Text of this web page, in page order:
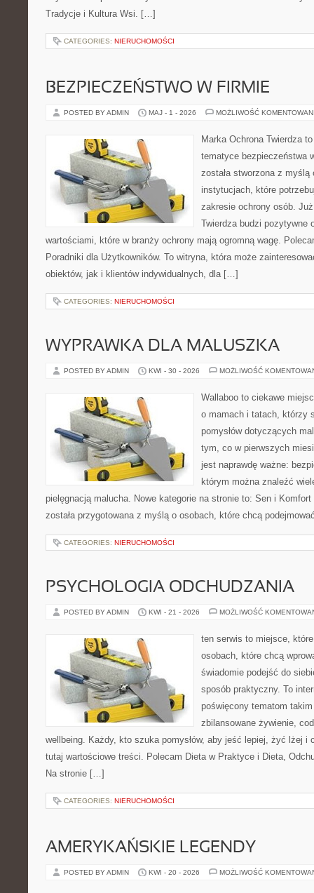
Tradycje i Kultura Wsi. […]
CATEGORIES: NIERUCHOMOŚCI
BEZPIECZEŃSTWO W FIRMIE
POSTED BY ADMIN MAJ - 1 - 2026 MOŻLIWOŚĆ
Marka Ochrona Twierdza
tematyce bezpieczeństwa
została stworzona z
instytucjach, które
zakresie ochrony osób.
Twierdza budzi pozytywne
wartościami, które w branży ochrony mają ogromną wagę.
Poradniki dla Użytkowników. To witryna, która może
obiektów, jak i klientów indywidualnych, dla […]
CATEGORIES: NIERUCHOMOŚCI
WYPRAWKA DLA MALUSZKA
POSTED BY ADMIN KWI - 30 - 2026 MOŻLIWOŚĆ
Wallaboo to ciekawe
o mamach i tatach, którzy
pomysłów dotyczących
tym, co w pierwszych
jest naprawdę ważne:
którym można znaleźć
pielęgnacją malucha. Nowe kategorie na stronie to: Sen i
została przygotowana z myślą o osobach, które chcą
CATEGORIES: NIERUCHOMOŚCI
PSYCHOLOGIA ODCHUDZANIA
POSTED BY ADMIN KWI - 21 - 2026 MOŻLIWOŚĆ
ten serwis to miejsce,
osobach, które chcą
świadomie podejść do
sposób praktyczny. To
poświęcony tematom
zbilansowane żywienie,
wellbeing. Każdy, kto szuka pomysłów, aby jeść lepiej, żyć lżej i
tutaj wartościowe treści. Polecam Dieta w Praktyce i Dieta,
Na stronie […]
CATEGORIES: NIERUCHOMOŚCI
AMERYKAŃSKIE LEGENDY
POSTED BY ADMIN KWI - 20 - 2026 MOŻLIWOŚĆ